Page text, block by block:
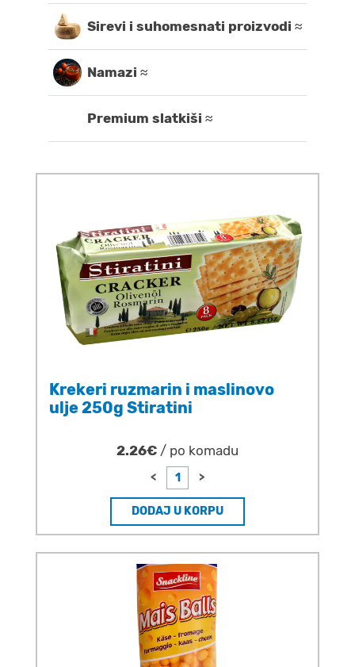
Sirevi i suhomesnati proizvodi ≈
Namazi ≈
Premium slatkiši ≈
Krekeri ruzmarin i maslinovo
ulje 250g Stiratini
2.26€ / po komadu
< >
DODAJ U KORPU